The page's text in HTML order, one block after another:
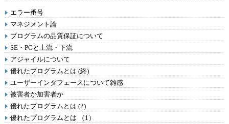
エラー番号
マネジメント論
プログラムの品質保証について
SE・PGと上流・下流
アジャイルについて
優れたプログラムとは (終)
ユーザーインタフェースについて雑感
被害者か加害者か
優れたプログラムとは (2)
優れたプログラムとは （1）